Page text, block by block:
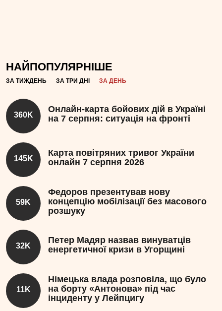
НАЙПОПУЛЯРНІШЕ
ЗА ТИЖДЕНЬ ЗА ТРИ ДНІ ЗА ДЕНЬ
360K
Онлайн-карта бойових дій в Україні
на 7 серпня: ситуація на фронті
145K
Карта повітряних тривог України
онлайн 7 серпня 2026
59K
Федоров презентував нову
концепцію мобілізації без масового
розшуку
32K
Петер Мадяр назвав винуватців
енергетичної кризи в Угорщині
11K
Німецька влада розповіла, що було
на борту «Антонова» під час
інциденту у Лейпцигу